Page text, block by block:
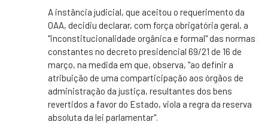
A instância judicial, que aceitou o requerimento da
OAA, decidiu declarar, com força obrigatória geral, a
"inconstitucionalidade orgânica e formal" das normas
constantes no decreto presidencial 69/21 de 16 de
março, na medida em que, observa, "ao definir a
atribuição de uma comparticipação aos órgãos de
administração da justiça, resultantes dos bens
revertidos a favor do Estado, viola a regra da reserva
absoluta da lei parlamentar".